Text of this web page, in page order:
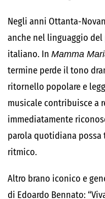
Negli anni Ottanta-
anche nel linguaggio
italiano. In Mamma
termine perde il tono
ritornello popolare e
musicale contribuisce a
immediatamente
parola quotidiana
ritmico.
Altro brano iconico e
di Edoardo Bennato: